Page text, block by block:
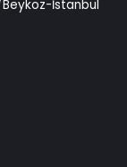
Beykoz-İstanbul